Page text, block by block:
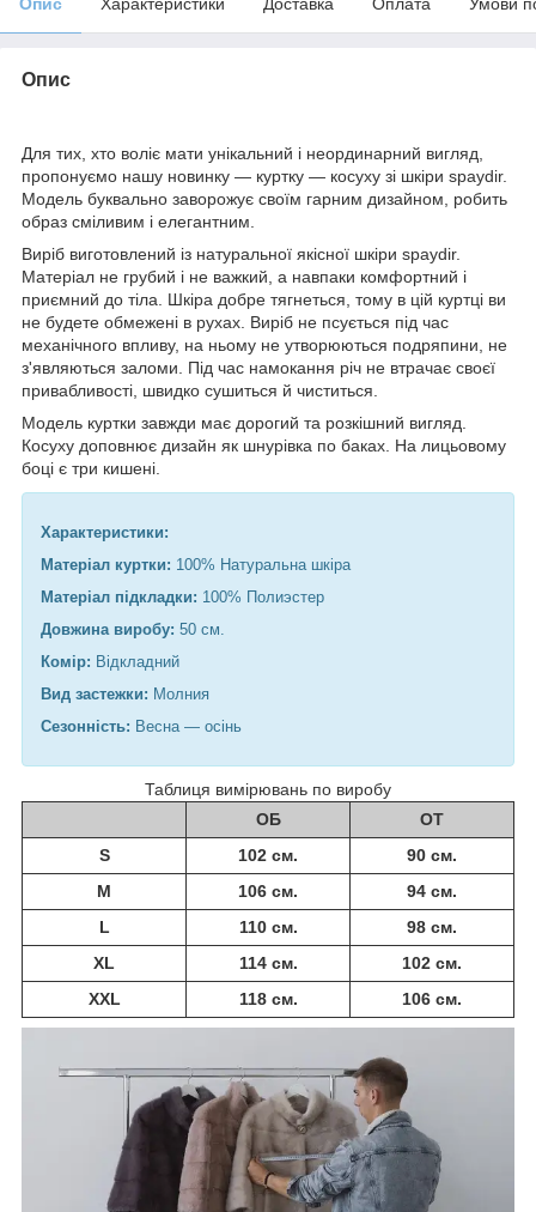
Опис
Для тих, хто воліє мати унікальний і неординарний вигляд,
пропонуємо нашу новинку — куртку — косуху зі шкіри spaydir.
Модель буквально заворожує своїм гарним дизайном, робить
образ сміливим і елегантним.
Виріб виготовлений із натуральної якісної шкіри spaydir.
Матеріал не грубий і не важкий, а навпаки комфортний і
приємний до тіла. Шкіра добре тягнеться, тому в цій куртці ви
не будете обмежені в рухах. Виріб не псується під час
механічного впливу, на ньому не утворюються подряпини, не
з'являються заломи. Під час намокання річ не втрачає своєї
привабливості, швидко сушиться й чиститься.
Модель куртки завжди має дорогий та розкішний вигляд.
Косуху доповнює дизайн як шнурівка по баках. На лицьовому
боці є три кишені.
Характеристики:
Матеріал куртки: 100% Натуральна шкіра
Матеріал підкладки: 100% Полиэстер
Довжина виробу: 50 см.
Комір: Відкладний
Вид застежки: Молния
Сезонність: Весна — осінь
Таблиця вимірювань по виробу
ОБ
ОТ
S
102 см.
90 см.
M
106 см.
94 см.
L
110 см.
98 см.
XL
114 см.
102 см.
XXL
118 см. 106 см.